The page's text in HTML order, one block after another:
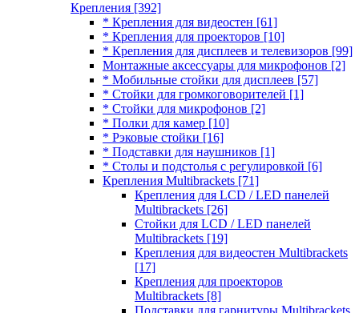
Крепления [392]
* Крепления для видеостен [61]
* Крепления для проекторов [10]
* Крепления для дисплеев и телевизоров [99]
Монтажные аксессуары для микрофонов [2]
* Мобильные стойки для дисплеев [57]
* Стойки для громкоговорителей [1]
* Стойки для микрофонов [2]
* Полки для камер [10]
* Рэковые стойки [16]
* Подставки для наушников [1]
* Столы и подстолья с регулировкой [6]
Крепления Multibrackets [71]
Крепления для LCD / LED панелей
Multibrackets [26]
Стойки для LCD / LED панелей
Multibrackets [19]
Крепления для видеостен Multibrackets
[17]
Крепления для проекторов
Multibrackets [8]
Подставки для гарнитуры Multibrackets